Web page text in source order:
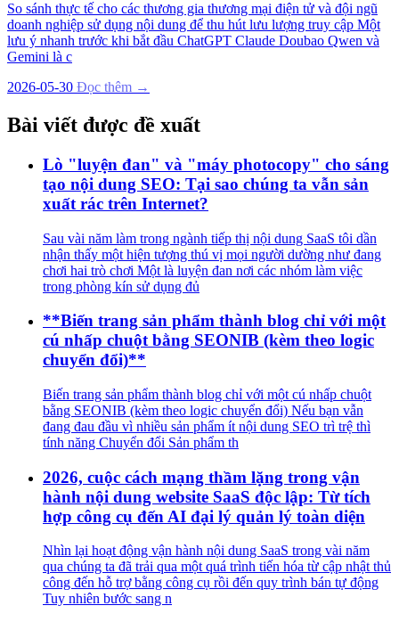
So sánh thực tế cho các thương gia thương mại điện tử và đội ngũ
doanh nghiệp sử dụng nội dung để thu hút lưu lượng truy cập Một
lưu ý nhanh trước khi bắt đầu ChatGPT Claude Doubao Qwen và
Gemini là c
2026-05-30 Đọc thêm →
Bài viết được đề xuất
Lò "luyện đan" và "máy photocopy" cho sáng
tạo nội dung SEO: Tại sao chúng ta vẫn sản
xuất rác trên Internet?
Sau vài năm làm trong ngành tiếp thị nội dung SaaS tôi dần
nhận thấy một hiện tượng thú vị mọi người dường như đang
chơi hai trò chơi Một là luyện đan nơi các nhóm làm việc
trong phòng kín sử dụng đủ
**Biến trang sản phẩm thành blog chỉ với một
cú nhấp chuột bằng SEONIB (kèm theo logic
chuyển đổi)**
Biến trang sản phẩm thành blog chỉ với một cú nhấp chuột
bằng SEONIB (kèm theo logic chuyển đổi) Nếu bạn vẫn
đang đau đầu vì nhiều sản phẩm ít nội dung SEO trì trệ thì
tính năng Chuyển đổi Sản phẩm th
2026, cuộc cách mạng thầm lặng trong vận
hành nội dung website SaaS độc lập: Từ tích
hợp công cụ đến AI đại lý quản lý toàn diện
Nhìn lại hoạt động vận hành nội dung SaaS trong vài năm
qua chúng ta đã trải qua một quá trình tiến hóa từ cập nhật thủ
công đến hỗ trợ bằng công cụ rồi đến quy trình bán tự động
Tuy nhiên bước sang n